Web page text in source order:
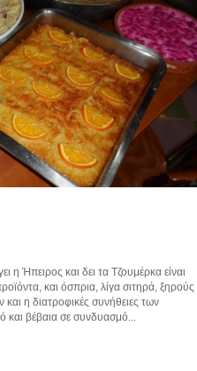
η Ήπειρος και δει τα Τζουμέρκα είναι
και όσπρια, λίγα σιτηρά, ξηρούς
η διατροφικές συνήθειες των
και βέβαια σε συνδυασμό...